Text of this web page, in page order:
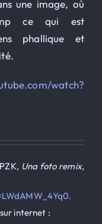
une image, où
ce qui est
phallique et
watch?
Una foto remix,
internet :